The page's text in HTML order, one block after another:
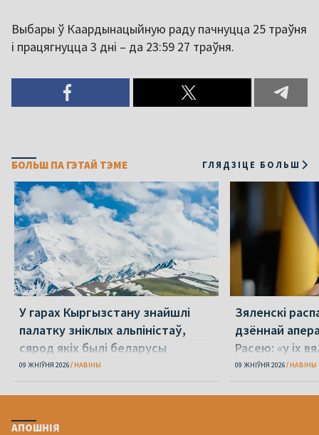
Выбары ў Каардынацыйную раду пачнуцца 25 траўня
і працягнуцца 3 дні – да 23:59 27 траўня.
БОЛЬШ ПА ГЭТАЙ ТЭМЕ ГЛЯДЗІЦЕ БОЛЬШ
У гарах Кыргызстану знайшлі
палатку зніклых альпіністаў,
сярод якіх былі беларусы
09 ЖНІЎНЯ 2026 НАВІНЫ
Зяленскі
дзённай
Расею: «у іх
09 ЖНІЎНЯ 2026 НАВІНЫ
АПОШНІЯ